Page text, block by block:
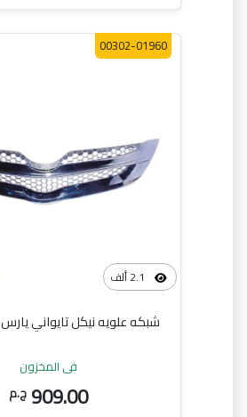
00302-01960
شبكه علويه نيكل تايواني يارس 2006-2009
في المخزون
909.00 ج.م